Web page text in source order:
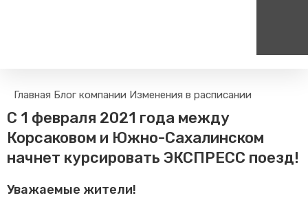
Пассажирам
Поиск по расписанию
Билетные кассы на станциях
Камеры хранения
Туризм
на сайт
Организованные туры
Единый номер вызова экстренных служб
112
Главная Блог компании Изменения в расписании
С 1 февраля 2021 года между
Корсаковом и Южно-Сахалинском
начнет курсировать ЭКСПРЕСС поезд!
Уважаемые жители!